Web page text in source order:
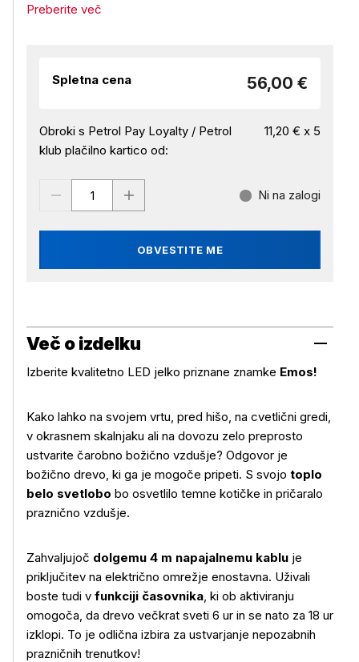
Preberite več
Spletna cena 56,00 €
Obroki s Petrol Pay Loyalty / Petrol
klub plačilno kartico od:
11,20 € x 5
OBVESTITE ME
Ni na zalogi
Več o izdelku
Izberite kvalitetno LED jelko priznane znamke Emos!
Kako lahko na svojem vrtu, pred hišo, na cvetlični gredi,
v okrasnem skalnjaku ali na dovozu zelo preprosto
ustvarite čarobno božično vzdušje? Odgovor je
božično drevo, ki ga je mogoče pripeti. S svojo toplo
belo svetlobo bo osvetlilo temne kotičke in pričaralo
praznično vzdušje.
Zahvaljujoč dolgemu 4 m napajalnemu kablu je
priključitev na električno omrežje enostavna. Uživali
boste tudi v funkciji časovnika, ki ob aktiviranju
omogoča, da drevo večkrat sveti 6 ur in se nato za 18 ur
izklopi. To je odlična izbira za ustvarjanje nepozabnih
prazničnih trenutkov!